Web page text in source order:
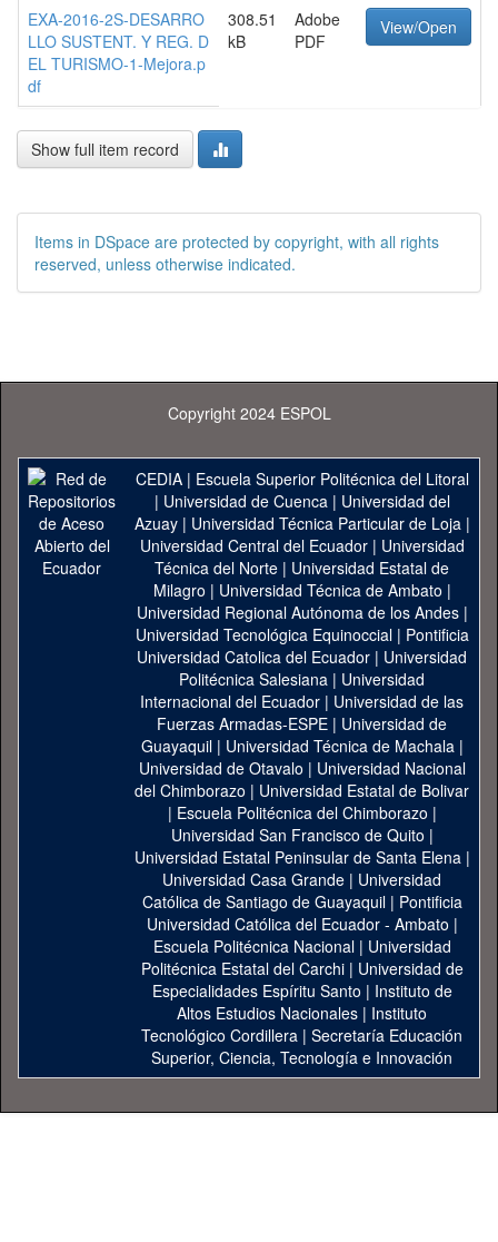
EXA-2016-2S-DESARRO
LLO SUSTENT. Y REG. D
EL TURISMO-1-Mejora.p
df
308.51
kB
Adobe
PDF
View/Open
Show full item record
Items in DSpace are protected by copyright, with all rights
reserved, unless otherwise indicated.
Copyright 2024 ESPOL
CEDIA| Escuela Superior Politécnica del Litoral
| Universidad de Cuenca| Universidad del
Azuay| Universidad Técnica Particular de Loja|
Universidad Central del Ecuador| Universidad
Técnica del Norte | Universidad Estatal de
Milagro | Universidad Técnica de Ambato |
Universidad Regional Autónoma de los Andes|
Universidad Tecnológica Equinoccial| Pontificia
Universidad Catolica del Ecuador | Universidad
Politécnica Salesiana | Universidad
Internacional del Ecuador | Universidad de las
Fuerzas Armadas-ESPE | Universidad de
Guayaquil| Universidad Técnica de Machala|
Universidad de Otavalo | Universidad Nacional
del Chimborazo | Universidad Estatal de Bolivar
| Escuela Politécnica del Chimborazo |
Universidad San Francisco de Quito |
Universidad Estatal Peninsular de Santa Elena|
Universidad Casa Grande | Universidad
Católica de Santiago de Guayaquil| Pontificia
Universidad Católica del Ecuador - Ambato |
Escuela Politécnica Nacional| Universidad
Politécnica Estatal del Carchi| Universidad de
Especialidades Espíritu Santo | Instituto de
Altos Estudios Nacionales | Instituto
Tecnológico Cordillera | Secretaría Educación
Superior, Ciencia, Tecnología e Innovación